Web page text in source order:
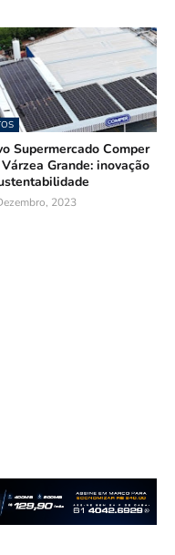
Supermercado Comper
Grande: inovação
2023